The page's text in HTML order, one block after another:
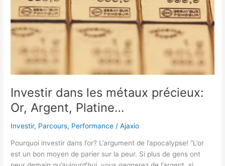
Investir dans les métaux précieux:
Or, Argent, Platine…
Investir, Parcours, Performance /Ajaxio
Pourquoi investir dans l’or? L’argument de l’apocalypse! “L’or
est un bon moyen de parier sur la peur. Si plus de gens ont